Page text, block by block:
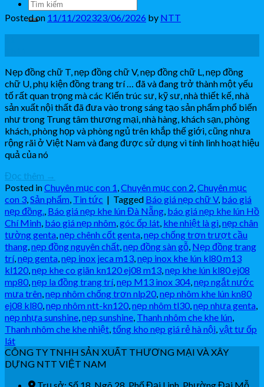
Posted on 11/11/202323/06/2026 by NTT
Nẹp đồng chữ T, nẹp đồng chữ V, nẹp đồng chữ L, nẹp đồng
chữ U, phụ kiện đồng trang trí … đã và đang trở thành một yếu
tố rất quan trọng mà các Kiến trúc sư, kỹ sư, nhà thiết kế, nhà
sản xuất nội thất đã đưa vào trong sáng tạo sản phẩm phổ biến
như trong Trung tâm thương mại, nhà hàng, khách sạn, phòng
khách, phòng họp và phòng ngủ trên khắp thế giới, cũng nhưa
rộng rãi ở Việt Nam và đang được sử dụng vì tính linh hoạt hiệu
quả của nó
Đọc thêm →
Posted inChuyên mục con 1 Chuyên mục con 2 Chuyên mục
con 3 Sản phẩm Tin tức | Tagged Báo giá nẹp chữ V, báo giá
nẹp đồng. Báo giá nẹp khe lún Đà Nẵng báo giá nẹp khe lún Hồ
Chí Minh báo giá nẹp nhôm góc ốp lát khe nhiệt là gì nẹp chân
tường genta nẹp chênh cốt genta nẹp chống trơn trượt cầu
thang nẹp đồng nguyên chất nẹp đồng sàn gỗ Nẹp đồng trang
trí, nẹp genta nẹp inox jeca m13 nẹp inox khe lún kl80 m13
kl120 nẹp khe co giãn kn120 ej08 m13 nẹp khe lún kl80 ej08
mp80 nẹp la đồng trang trí, nẹp M13 inox 304 nẹp ngắt nước
mưa trên nẹp nhôm chống trơn nlp20 nẹp nhôm khe lún kn80
ej08 kl80 nẹp nhôm ntt-kn120 nẹp nhôm tl30 nẹp nhựa genta
nẹp nhựa sunshine nẹp sunshine Thanh nhôm che khe lún
Thanh nhôm che khe nhiệt tổng kho nẹp giá rẻ hà nội vật tư ốp
lát
CÔNG TY TNHH SẢN XUẤT THƯƠNG MẠI VÀ XÂY
DỰNG NTT VIỆT NAM
Trụ sở: Số 18, Ngõ 28, Phố Đại Linh, Phường Đại Mỗ,